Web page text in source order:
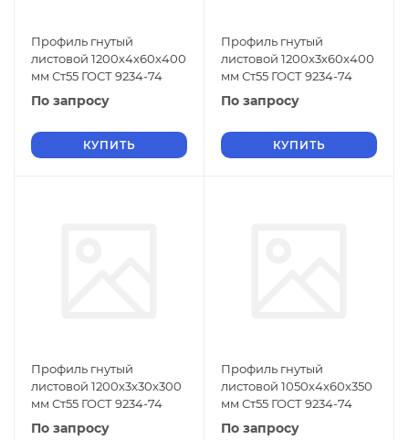
Профиль гнутый
листовой 1200х4х60х400
мм Ст55 ГОСТ 9234-74
По запросу
КУПИТЬ
Профиль гнутый
листовой 1200х3х60х400
мм Ст55 ГОСТ 9234-74
По запросу
КУПИТЬ
Профиль гнутый
листовой 1200х3х30х300
мм Ст55 ГОСТ 9234-74
По запросу
Профиль гнутый
листовой 1050х4х60х350
мм Ст55 ГОСТ 9234-74
По запросу